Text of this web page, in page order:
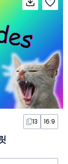
13 16:9